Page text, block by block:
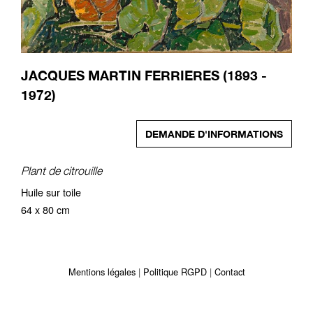
JACQUES MARTIN FERRIERES (1893 -
1972)
DEMANDE D'INFORMATIONS
Plant de citrouille
Huile sur toile
64 x 80 cm
Mentions légales Politique RGPD Contact